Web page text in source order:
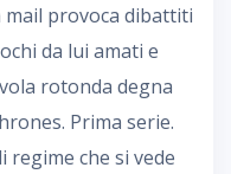
mail provoca dibattiti
da lui amati e
rotonda degna
Prima serie.
che si vede